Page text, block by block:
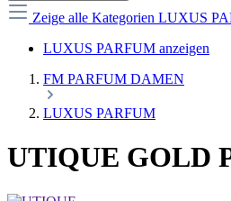
Zeige alle Kategorien LUXUS
LUXUS PARFUM anzeigen
FM PARFUM DAMEN
LUXUS PARFUM
UTIQUE GOLD